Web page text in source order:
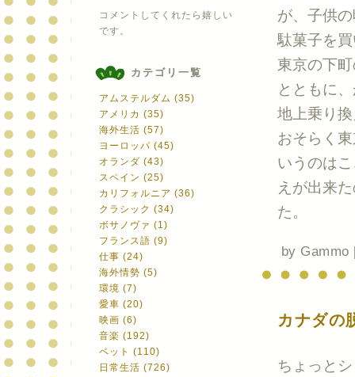
コメントしてくれたら嬉しい
です。
カテゴリ一覧
アムステルダム (35)
アメリカ (35)
海外生活 (57)
ヨーロッパ (45)
オランダ (43)
スペイン (25)
カリフォルニア (36)
クラシック (34)
ボサノヴァ (1)
フランス語 (9)
仕事 (24)
海外情勢 (5)
環境 (7)
愛車 (20)
映画 (6)
音楽 (192)
ペット (110)
日常生活 (726)
が、子供
駄菓子を
東京の下
とともに
地上乗り
おそらく
いうのは
えが出来
た。
by Gammo
カナダの
ちょっと